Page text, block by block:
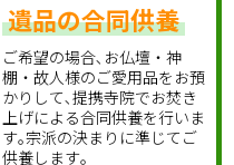
遺品の合同供養
ご希望の場合､お仏壇・神
棚・故人様のご愛用品をお預
かりして､提携寺院でお焚き
上げによる合同供養を行いま
す｡宗派の決まりに準じてご
供養します｡